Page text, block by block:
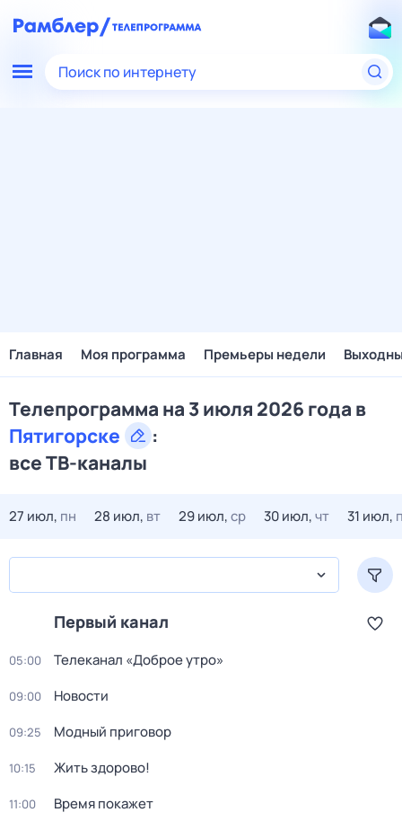
Поиск по интернету
Главная Моя программа Премьеры недели
Телепрограмма на 3 июля 2026 года в
Пятигорске
:
все ТВ-каналы
27 июл, пн 28 июл, вт 29 июл,ср 30 июл,чт 31 июл,
Первый канал
05:00 Телеканал «Доброе утро»
09:00 Новости
09:25 Модный приговор
10:15 Жить здорово!
11:00 Время покажет